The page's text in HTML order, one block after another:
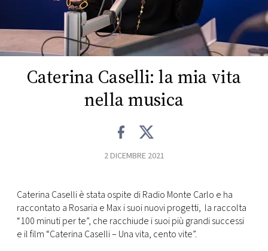
FOTO
CONCORSI
PRINCIPATO
DI
MONACO
Caterina Caselli: la mia vita
nella musica
2 DICEMBRE 2021
Caterina Caselli è stata ospite di Radio Monte Carlo e ha
raccontato a Rosaria e Max i suoi nuovi progetti, la raccolta
“100 minuti per te”, che racchiude i suoi più grandi successi
e il film “Caterina Caselli – Una vita, cento vite”.